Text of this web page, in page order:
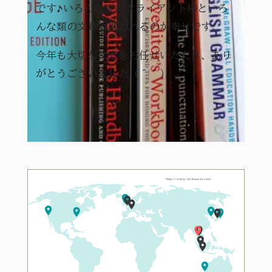
です♪いろんな国のクライアント様といろ
んな類の文章と関われるのが幸せです。
今年も大切な文章をお任せいただき、あり
がとうございました（＾＾）